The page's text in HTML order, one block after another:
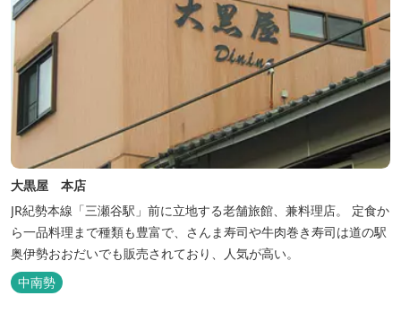
大黒屋 本店
JR紀勢本線「三瀬谷駅」前に立地する老舗旅館、兼料理店。 定食か
ら一品料理まで種類も豊富で、さんま寿司や牛肉巻き寿司は道の駅
奥伊勢おおだいでも販売されており、人気が高い。
中南勢